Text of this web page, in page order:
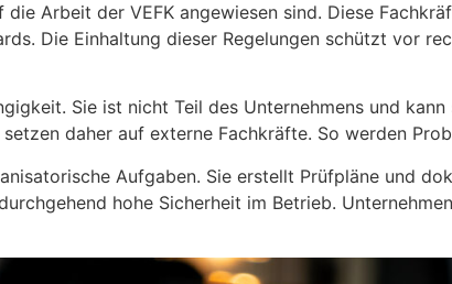
Arbeit der VEFK angewiesen sind. Diese
Die Einhaltung dieser Regelungen schützt vor
Sie ist nicht Teil des Unternehmens und
daher auf externe Fachkräfte. So werden
Aufgaben. Sie erstellt Prüfpläne und
hohe Sicherheit im Betrieb.